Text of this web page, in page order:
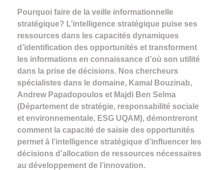
Pourquoi faire de la veille informationnelle
stratégique? L’intelligence stratégique puise ses
ressources dans les capacités dynamiques
d’identification des opportunités et transforment
les informations en connaissance d’où son utilité
dans la prise de décisions. Nos chercheurs
spécialistes dans le domaine, Kamal Bouzinab,
Andrew Papadopoulos et Majdi Ben Selma
(Département de stratégie, responsabilité sociale
et environnementale, ESG UQAM), démontreront
comment la capacité de saisie des opportunités
permet à l’intelligence stratégique d’influencer les
décisions d’allocation de ressources nécessaires
au développement de l’innovation.